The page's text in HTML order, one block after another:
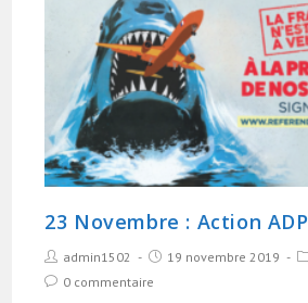
23 Novembre : Action ADP
admin1502 19 novembre 2019
0 commentaire